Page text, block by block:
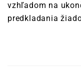
vzhľadom na
predkladania